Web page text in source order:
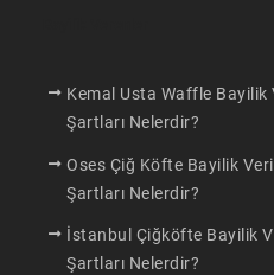
Kemal Usta Waffle
Şartları Nelerdir?
Oses Çiğ Köfte Bayilik
Şartları Nelerdir?
İstanbul Çiğköfte Bayilik
Şartları Nelerdir?